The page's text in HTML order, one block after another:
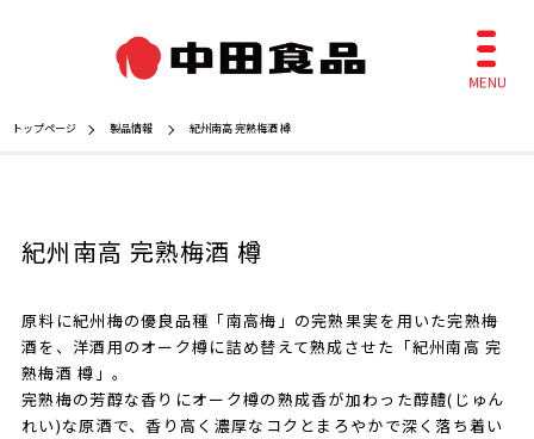
トップページ 製品情報 紀州南高 完熟梅酒 樽
紀州南高 完熟梅酒 樽
原料に紀州梅の優良品種「南高梅」の完熟果実を用いた完熟梅
酒を、洋酒用のオーク樽に詰め替えて熟成させた「紀州南高 完
熟梅酒 樽」。
完熟梅の芳醇な香りにオーク樽の熟成香が加わった醇醴(じゅん
れい)な原酒で、香り高く濃厚なコクとまろやかで深く落ち着い